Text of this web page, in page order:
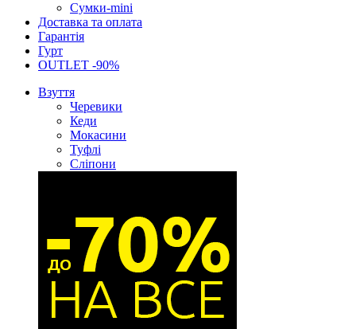
Сумки-mini
Доставка та оплата
Гарантія
Гурт
OUTLET -90%
Взуття
Черевики
Кеди
Мокасини
Туфлі
Сліпони